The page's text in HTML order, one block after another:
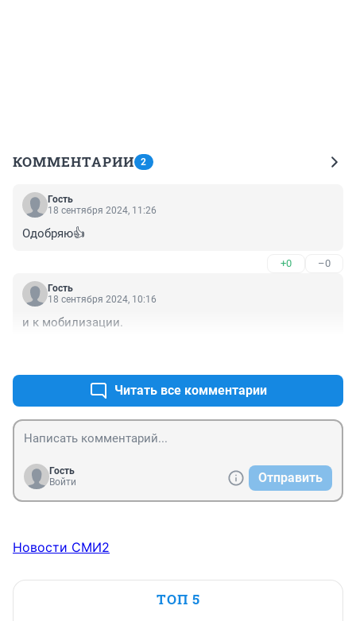
КОММЕНТАРИИ 2
Гость
18 сентября 2024, 11:26
Одобряю👍
+0 –0
Гость
18 сентября 2024, 10:16
и к мобилизации.
Читать все комментарии
Гость
Войти
Отправить
Новости СМИ2
ТОП 5